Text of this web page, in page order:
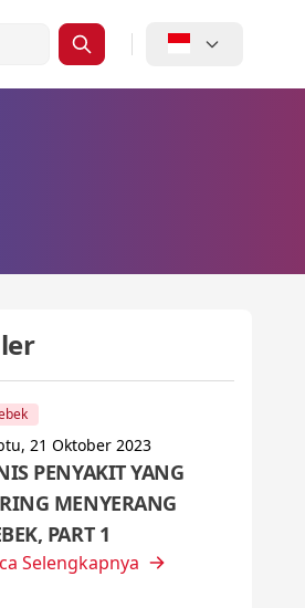
21 Oktober 2023
PENYAKIT YANG
MENYERANG
PART 1
Selengkapnya